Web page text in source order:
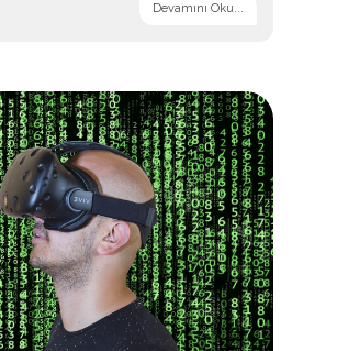
Devamını Oku...